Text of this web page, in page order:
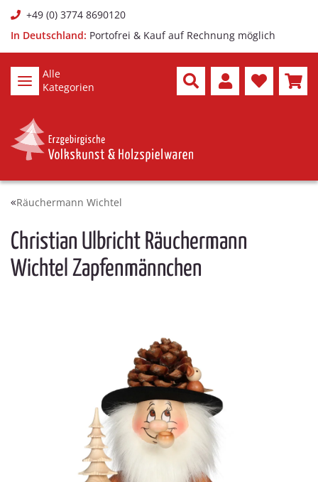
+49 (0) 3774 8690120
In Deutschland: Portofrei & Kauf auf Rechnung möglich
Alle
Kategorien
Räuchermann Wichtel
Christian Ulbricht Räuchermann
Wichtel Zapfenmännchen